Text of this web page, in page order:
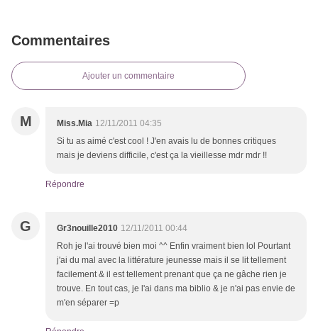
Commentaires
Ajouter un commentaire
M Miss.Mia 12/11/2011 04:35
Si tu as aimé c'est cool ! J'en avais lu de bonnes critiques
mais je deviens difficile, c'est ça la vieillesse mdr mdr !!
Répondre
G Gr3nouille2010 12/11/2011 00:44
Roh je l'ai trouvé bien moi ^^ Enfin vraiment bien lol Pourtant
j'ai du mal avec la littérature jeunesse mais il se lit tellement
facilement & il est tellement prenant que ça ne gâche rien je
trouve. En tout cas, je l'ai dans ma biblio & je n'ai pas envie de
m'en séparer =p